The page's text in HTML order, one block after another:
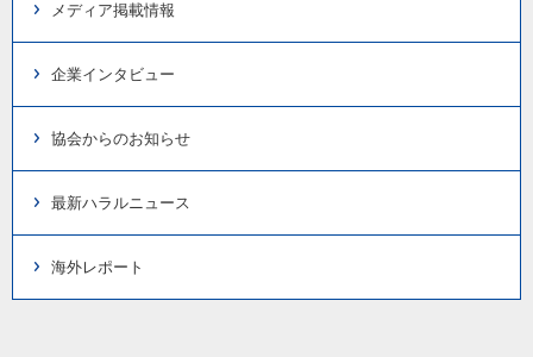
メディア掲載情報
企業インタビュー
協会からのお知らせ
最新ハラルニュース
海外レポート